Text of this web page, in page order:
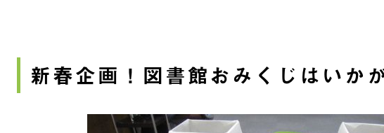
新春企画！図書館おみくじはいか